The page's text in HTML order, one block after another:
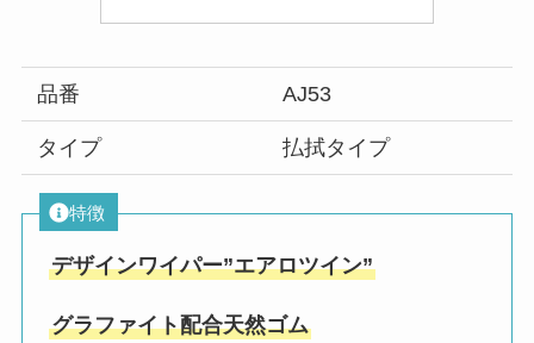
品番 AJ53
タイプ 払拭タイプ
特徴
デザインワイパー”エアロツイン”
グラファイト配合天然ゴム